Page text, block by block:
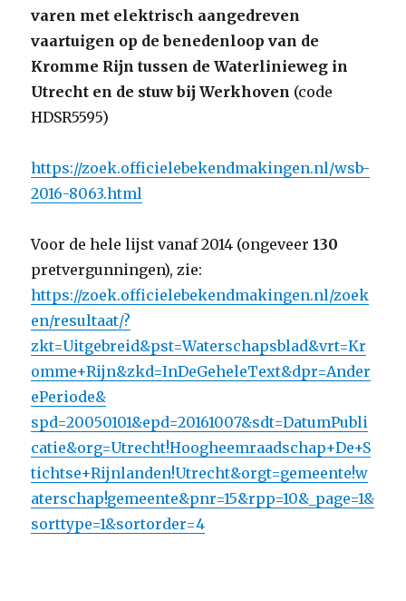
varen met elektrisch aangedreven
vaartuigen op de benedenloop van de
Kromme Rijn tussen de Waterlinieweg in
Utrecht en de stuw bij Werkhoven (code
HDSR5595)
https://zoek.officielebekendmakingen.nl/wsb-
2016-8063.html
Voor de hele lijst vanaf 2014 (ongeveer130
pretvergunningen), zie:
https://zoek.officielebekendmakingen.nl/zoek
en/resultaat/?
zkt=Uitgebreid&pst=Waterschapsblad&vrt=Kr
omme+Rijn&zkd=InDeGeheleText&dpr=Ander
ePeriode&
spd=20050101&epd=20161007&sdt=DatumPubli
catie&org=Utrecht!Hoogheemraadschap+De+S
tichtse+Rijnlanden!Utrecht&orgt=gemeente!w
aterschap!gemeente&pnr=15&rpp=10&_page=1&
sorttype=1&sortorder=4